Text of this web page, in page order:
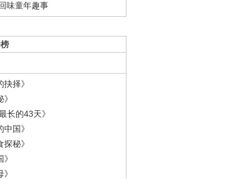
味童年趣事
抉择》
长的43天》
中国》
探秘》